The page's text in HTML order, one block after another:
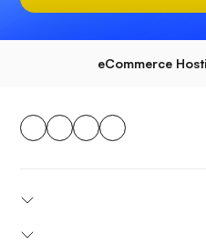
eCommerce